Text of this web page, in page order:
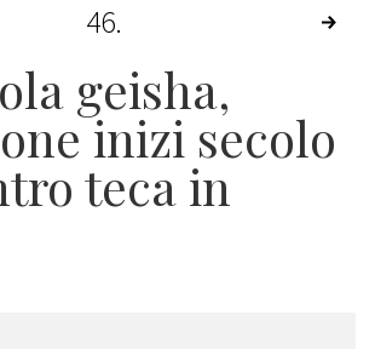
46
geisha,
inizi secolo
teca in